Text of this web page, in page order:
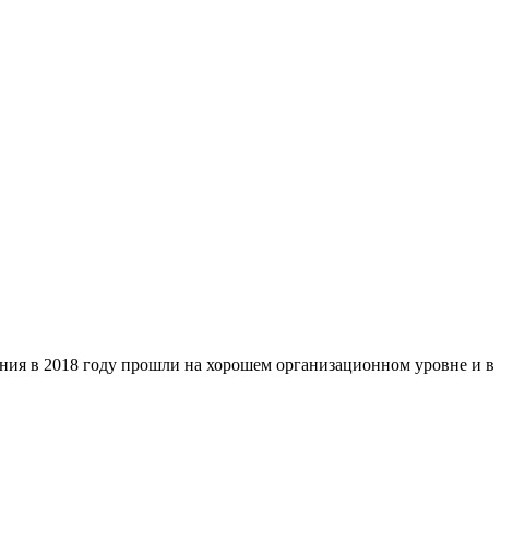
в 2018 году прошли на хорошем организационном уровне и в